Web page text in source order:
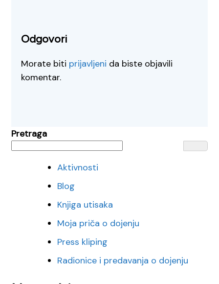
Odgovori
Morate biti prijavljeni da biste objavili
komentar.
Pretraga
Aktivnosti
Blog
Knjiga utisaka
Moja priča o dojenju
Press kliping
Radionice i predavanja o dojenju